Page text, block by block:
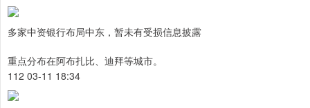
多家中资银行布局中东，暂未有受损信息披露
重点分布在阿布扎比、迪拜等城市。
112 03-11 18:34